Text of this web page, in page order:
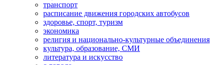
транспорт
расписание движения городских автобусов
здоровье, спорт, туризм
экономика
религия и национально-культурные объединения
культура, образование, СМИ
литература и искусство